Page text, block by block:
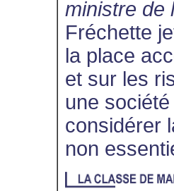
ministre de
Fréchette
la place
et sur les
une société
considérer
non